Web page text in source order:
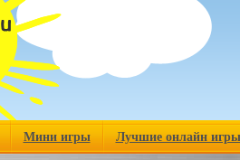
Мини игры Лучшие онлайн игры